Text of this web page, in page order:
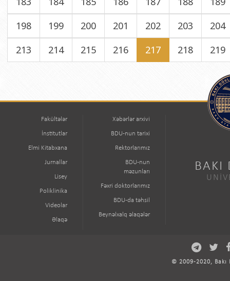
198
199 200 201 202 203
204
213
214 215 216 217 218 219
Fakültələr
İnstitutlar
Elmi Kitabxana
Jurnallar
Lisey
Poliklinika
Videolar
Əlaqə
Xəbərlər arxivi
BDU-nun tarixi
Rektorlarımız
BDU-nun
məzunları
Fəxri doktorlarımız
BDU-da təhsil
Beynəlxalq əlaqələr
BAKI
© 2009-2020,